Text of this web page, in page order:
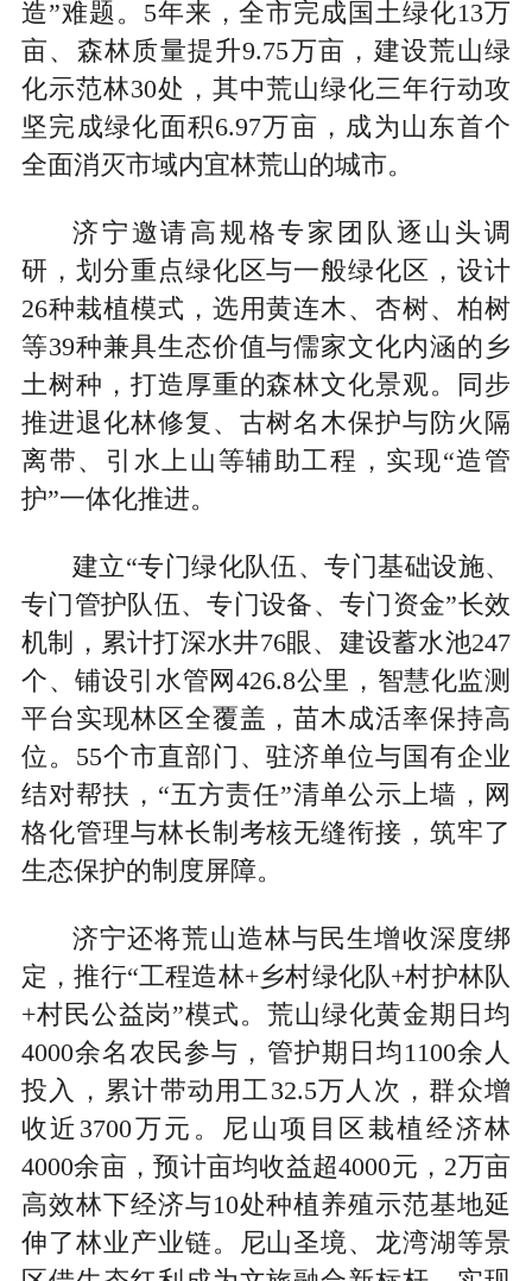
造”难题。5年来，全市完成国土绿化13万
亩、森林质量提升9.75万亩，建设荒山绿
化示范林30处，其中荒山绿化三年行动攻
坚完成绿化面积6.97万亩，成为山东首个
全面消灭市域内宜林荒山的城市。
济宁邀请高规格专家团队逐山头调
研，划分重点绿化区与一般绿化区，设计
26种栽植模式，选用黄连木、杏树、柏树
等39种兼具生态价值与儒家文化内涵的乡
土树种，打造厚重的森林文化景观。同步
推进退化林修复、古树名木保护与防火隔
离带、引水上山等辅助工程，实现“造管
护”一体化推进。
建立“专门绿化队伍、专门基础设施、
专门管护队伍、专门设备、专门资金”长效
机制，累计打深水井76眼、建设蓄水池247
个、铺设引水管网426.8公里，智慧化监测
平台实现林区全覆盖，苗木成活率保持高
位。55个市直部门、驻济单位与国有企业
结对帮扶，“五方责任”清单公示上墙，网
格化管理与林长制考核无缝衔接，筑牢了
生态保护的制度屏障。
济宁还将荒山造林与民生增收深度绑
定，推行“工程造林+乡村绿化队+村护林队
+村民公益岗”模式。荒山绿化黄金期日均
4000余名农民参与，管护期日均1100余人
投入，累计带动用工32.5万人次，群众增
收近3700万元。尼山项目区栽植经济林
4000余亩，预计亩均收益超4000元，2万亩
高效林下经济与10处种植养殖示范基地延
伸了林业产业链。尼山圣境、龙湾湖等景